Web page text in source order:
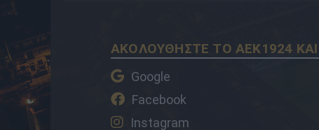
ΑΚΟΛΟΥΘΗΣΤΕ ΤΟ AEK1924
Google
Facebook
Instagram